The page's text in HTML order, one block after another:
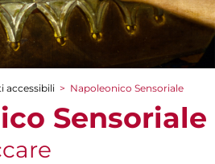
accessibili > Napoleonico Sensoriale
Sensoriale